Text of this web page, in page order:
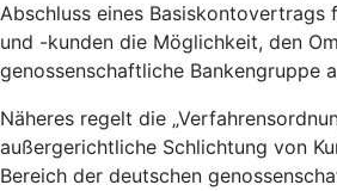
Abschluss eines Basiskontovertrags
und -kunden die Möglichkeit, den
genossenschaftliche Bankengruppe
Näheres regelt die
außergerichtliche Schlichtung von
Bereich der deutschen